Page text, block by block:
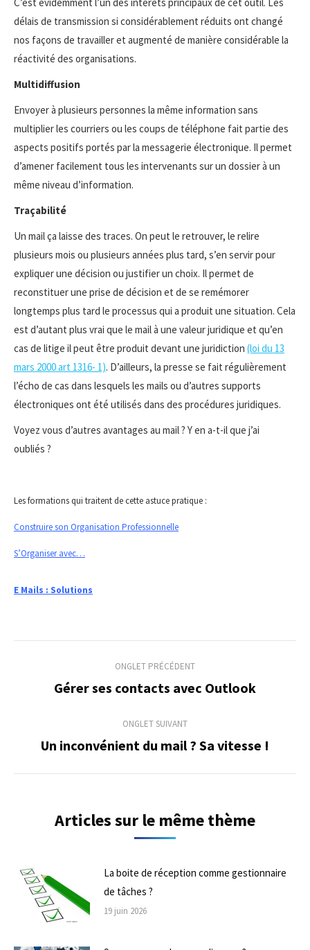
délais de transmission si considérablement réduits ont changé
nos façons de travailler et augmenté de manière considérable la
réactivité des organisations.
Multidiffusion
Envoyer à plusieurs personnes la même information sans
multiplier les courriers ou les coups de téléphone fait partie des
aspects positifs portés par la messagerie électronique. Il permet
d’amener facilement tous les intervenants sur un dossier à un
même niveau d’information.
Traçabilité
Un mail ça laisse des traces. On peut le retrouver, le relire
plusieurs mois ou plusieurs années plus tard, s’en servir pour
expliquer une décision ou justifier un choix. Il permet de
reconstituer une prise de décision et de se remémorer
longtemps plus tard le processus qui a produit une situation. Cela
est d’autant plus vrai que le mail à une valeur juridique et qu’en
cas de litige il peut être produit devant une juridiction (loi du 13
mars 2000 art 1316- 1). D’ailleurs, la presse se fait régulièrement
l’écho de cas dans lesquels les mails ou d’autres supports
électroniques ont été utilisés dans des procédures juridiques.
Voyez vous d’autres avantages au mail ? Y en a-t-il que j’ai
oubliés ?
Les formations qui traitent de cette astuce pratique :
Construire son Organisation Professionnelle
S’Organiser avec…
E Mails : Solutions
commentaire
ONGLET PRÉCÉDENT
Onglet
Gérer ses contacts avec Outlook
ONGLET SUIVANT
Onglet
Un inconvénient du mail ? Sa vitesse !
Articles sur le même thème
La boite de réception comme gestionnaire
de tâches ?
19 juin 2026